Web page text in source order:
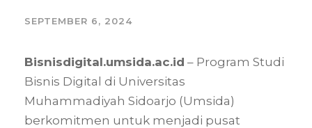
SEPTEMBER 6, 2024
Bisnisdigital.umsida.ac.id – Program Studi
Bisnis Digital di Universitas
Muhammadiyah Sidoarjo (Umsida)
berkomitmen untuk menjadi pusat